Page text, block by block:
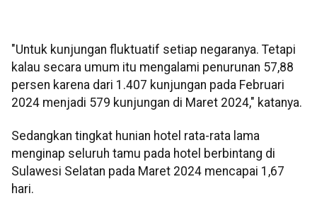
"Untuk kunjungan fluktuatif setiap negaranya. Tetapi
kalau secara umum itu mengalami penurunan 57,88
persen karena dari 1.407 kunjungan pada Februari
2024 menjadi 579 kunjungan di Maret 2024," katanya.
Sedangkan tingkat hunian hotel rata-rata lama
menginap seluruh tamu pada hotel berbintang di
Sulawesi Selatan pada Maret 2024 mencapai 1,67
hari.